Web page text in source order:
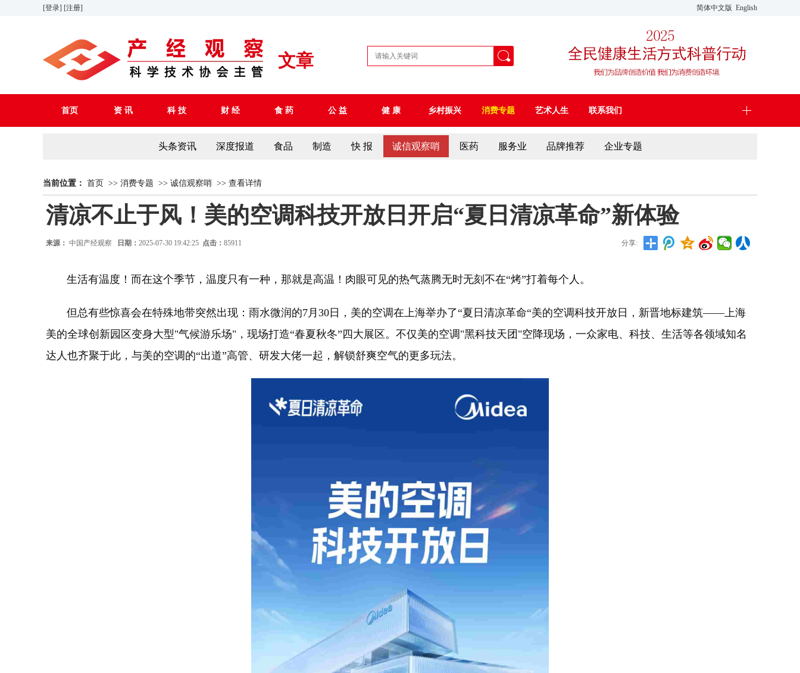
[登录] [注册] 简体中文版 English
文章
首页 资 讯 科 技 财 经 食 药 公 益 健 康 乡村振兴 消费专题 艺术人生 联系我们
头条资讯 深度报道 食品 制造 快 报 诚信观察哨 医药 服务业 品牌推荐 企业专题
当前位置： 首页 >> 消费专题 >> 诚信观察哨 >> 查看详情
清凉不止于风！美的空调科技开放日开启“夏日清凉革命”新体验
来源： 中国产经观察 日期： 2025-07-30 19:42:25 点击： 85911 分享:
生活有温度！而在这个季节，温度只有一种，那就是高温！肉眼可见的热气蒸腾无时无刻不在“烤”打着每个人。
但总有些惊喜会在特殊地带突然出现：雨水微润的7月30日，美的空调在上海举办了“夏日清凉革命“美的空调科技开放日，新晋地标建筑——上海
美的全球创新园区变身大型"气候游乐场"，现场打造“春夏秋冬”四大展区。不仅美的空调"黑科技天团"空降现场，一众家电、科技、生活等各领域知名
达人也齐聚于此，与美的空调的“出道”高管、研发大佬一起，解锁舒爽空气的更多玩法。